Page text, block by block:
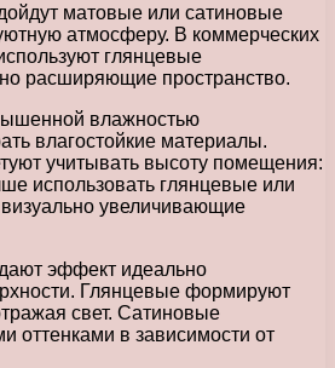
матовые или сатиновые
атмосферу. В коммерческих
глянцевые
расширяющие пространство.
влажностью
влагостойкие материалы.
учитывать высоту помещения:
использовать глянцевые или
увеличивающие
эффект идеально
Глянцевые формируют
свет. Сатиновые
оттенками в зависимости от